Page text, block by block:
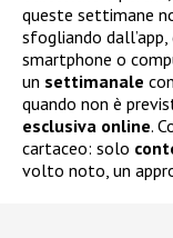
queste settimane
sfogliando
smartphone o
un settimanale
quando non è
esclusiva online.
cartaceo: solo
volto noto, un